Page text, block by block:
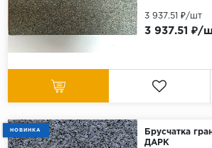
3 937.51 ₽/
3 937.51 ₽/шт
НОВИНКА
Брусчатка
ДАРК